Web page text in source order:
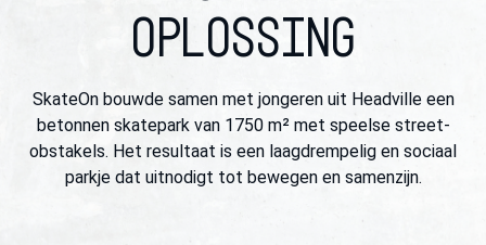
OPLOSSING
SkateOn bouwde samen met jongeren uit Headville een
betonnen skatepark van 1750 m² met speelse street-
obstakels. Het resultaat is een laagdrempelig en sociaal
parkje dat uitnodigt tot bewegen en samenzijn.